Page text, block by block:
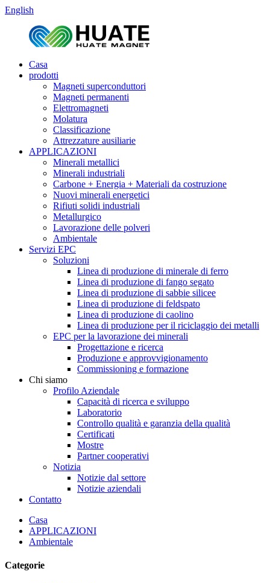
English
Casa
prodotti
Magneti superconduttori
Magneti permanenti
Elettromagneti
Molatura
Classificazione
Attrezzature ausiliarie
APPLICAZIONI
Minerali metallici
Minerali industriali
Carbone + Energia + Materiali da costruzione
Nuovi minerali energetici
Rifiuti solidi industriali
Metallurgico
Lavorazione delle polveri
Ambientale
Servizi EPC
Soluzioni
Linea di produzione di minerale di ferro
Linea di produzione di fango segato
Linea di produzione di sabbie silicee
Linea di produzione di feldspato
Linea di produzione di caolino
Linea di produzione per il riciclaggio dei metalli
EPC per la lavorazione dei minerali
Progettazione e ricerca
Produzione e approvvigionamento
Commissioning e formazione
Chi siamo
Profilo Aziendale
Capacità di ricerca e sviluppo
Laboratorio
Controllo qualità e garanzia della qualità
Certificati
Mostre
Partner cooperativi
Notizia
Notizie dal settore
Notizie aziendali
Contatto
Casa
APPLICAZIONI
Ambientale
Categorie